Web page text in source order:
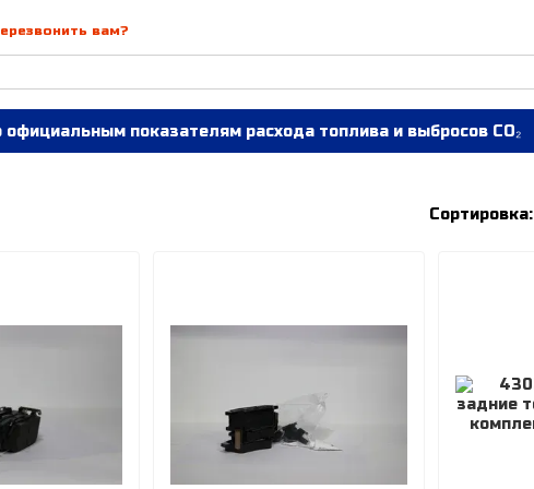
вам?
официальным показателям расхода топлива и выбросов CO₂
Сортировка: